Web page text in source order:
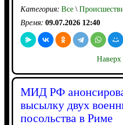
Категория: Все\
Время: 09.07.2026 12:40
Наверх
МИД РФ
высылку двух
посольства в Риме